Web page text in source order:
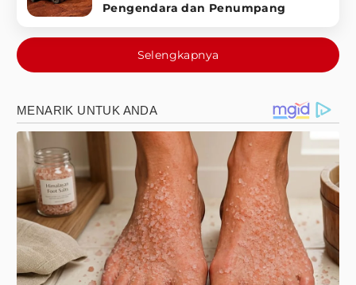
Pengendara dan Penumpang
Selengkapnya